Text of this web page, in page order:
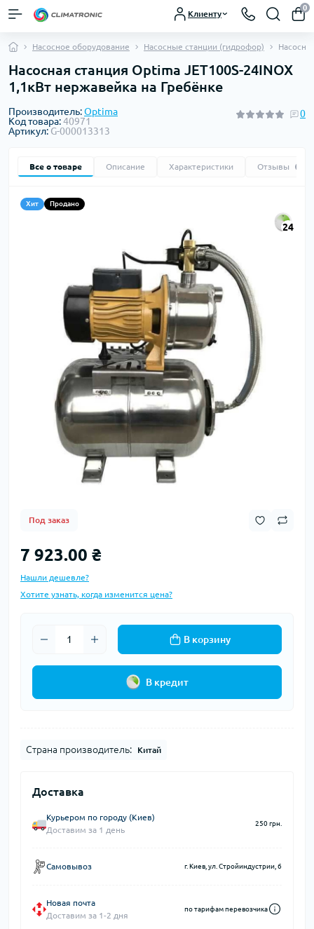
Клиенту
0
Насосное оборудование Насосные станции (гидрофор)
Насосная станция Optima JET100S-24INOX
1,1кВт нержавейка на Гребёнке
Производитель:Optima
Код товара:40971
Артикул: G-000013313
0
Все о товаре Описание Характеристики Отзывы
Хит Продано
24
Под заказ
7 923.00 ₴
Нашли дешевле?
Хотите узнать, когда изменится цена?
В корзину
В кредит
Страна производитель: Китай
Доставка
Курьером по городу (Киев)
Доставим за 1 день
250 грн.
Самовывоз г. Киев, ул. Стройиндустрии, 6
Новая почта
Доставим за 1-2 дня
по тарифам перевозчика